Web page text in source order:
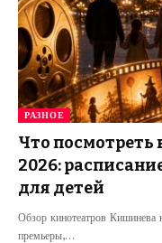
РАЗНОЕ
Что посмотреть
2026:
для детей
Обзор кинотеатров
премьеры,…